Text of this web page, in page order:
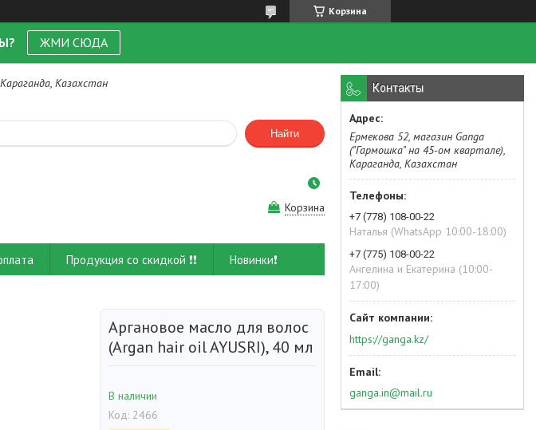
Корзина
ЖМИ СЮДА
Казахстан
Найти
Корзина
Продукция со скидкой ❗❗ Новинки❗
Аргановое масло для волос
(Argan hair oil AYUSRI), 40 мл
В наличии
Код: 2466
Контакты
Ермекова 52, магазин Ganga
("Гармошка" на 45-ом квартале),
Караганда, Казахстан
+7 (778) 108-00-22
Наталья (WhatsApp 10:00-18:00)
+7 (775) 108-00-22
Ангелина и Екатерина (10:00-
17:00)
https://ganga.kz/
ganga.in@mail.ru